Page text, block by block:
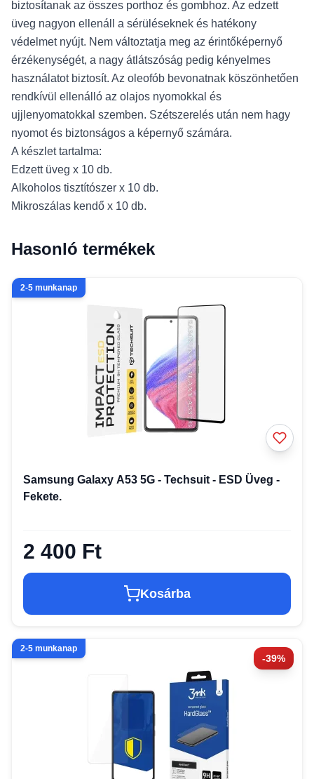
biztosítanak az összes porthoz és gombhoz. Az edzett
üveg nagyon ellenáll a sérüléseknek és hatékony
védelmet nyújt. Nem változtatja meg az érintőképernyő
érzékenységét, a nagy átlátszóság pedig kényelmes
használatot biztosít. Az oleofób bevonatnak köszönhetően
rendkívül ellenálló az olajos nyomokkal és
ujjlenyomatokkal szemben. Szétszerelés után nem hagy
nyomot és biztonságos a képernyő számára.
A készlet tartalma:
Edzett üveg x 10 db.
Alkoholos tisztítószer x 10 db.
Mikroszálas kendő x 10 db.
Hasonló termékek
2-5 munkanap
Samsung Galaxy A53 5G - Techsuit - ESD Üveg -
Fekete.
2 400 Ft
Kosárba
-39%
2-5 munkanap